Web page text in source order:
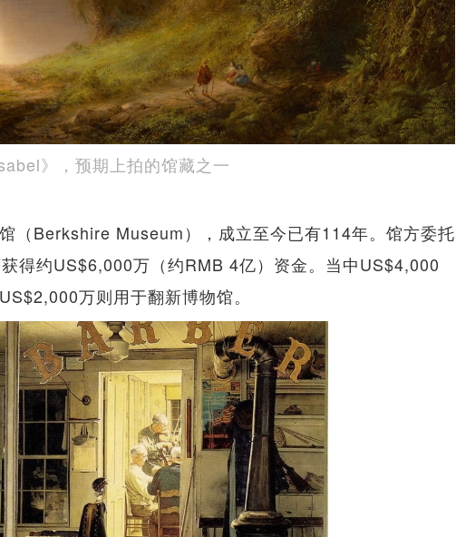
》，预期上拍的馆藏之一
（Berkshire Museum），成立至今已有114年。馆方委托
得约US$6,000万（约RMB 4亿）资金。当中US$4,000
万则用于翻新博物馆。